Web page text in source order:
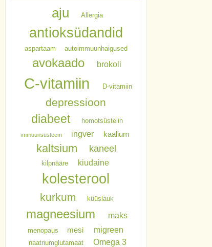
aju Allergia
antioksüdandid
aspartaam autoimmuunhaigused
avokaado brokoli
C-vitamiin D-vitamiin
depressioon
diabeet homotsüsteiin
immuunsüsteem ingver kaalium
kaltsium kaneel
kilpnääre kiudaine
kolesterool
kurkum küüslauk
magneesium maks
menopaus mesi migreen
naatriumglutamaat
Omega 3